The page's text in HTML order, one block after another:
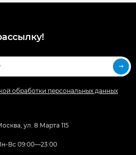
обработки персональных данных
ул. 8 Марта 115
Вс 09:00—23:00